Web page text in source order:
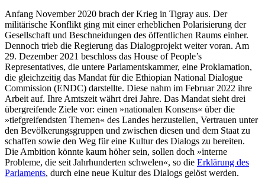
Anfang November 2020 brach der Krieg in Tigray aus. Der
militärische Konflikt ging mit einer erheblichen Polarisierung der
Gesellschaft und Beschneidungen des öffent­lichen Raums einher.
Dennoch trieb die Regierung das Dialogprojekt weiter voran. Am
29. Dezember 2021 beschloss das House of People’s
Representatives, die untere Parlamentskammer, eine Proklamation,
die gleichzeitig das Mandat für die Ethiopian National Dialogue
Commission (ENDC) dar­stellte. Diese nahm im Februar 2022 ihre
Arbeit auf. Ihre Amtszeit währt drei Jahre. Das Mandat sieht drei
übergreifende Ziele vor: einen »nationalen Konsens« über die
»tiefgreifendsten Themen« des Landes her­zustellen, Vertrauen unter
den Bevölkerungsgruppen und zwischen diesen und dem Staat zu
schaffen sowie den Weg für eine Kultur des Dialogs zu bereiten.
Die Ambition könnte kaum höher sein, sollen doch »interne
Probleme, die seit Jahr­hunderten schwelen«, so die Erklärung des
Parlaments, durch eine neue Kultur des Dialogs gelöst werden.